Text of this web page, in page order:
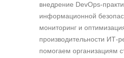
внедрение DevOps-
информационной
мониторинг и
производительности ИТ-
помогаем организациям